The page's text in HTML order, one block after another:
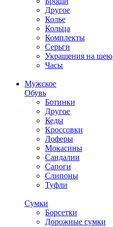
Другое
Колье
Кольца
Комплекты
Серьги
Украшения на шею
Часы
Мужское
Обувь
Ботинки
Другое
Кеды
Кроссовки
Лоферы
Мокасины
Сандалии
Сапоги
Слипоны
Туфли
Сумки
Борсетки
Дорожные сумки